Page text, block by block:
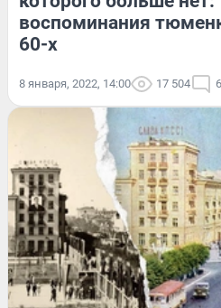
воспоминания
60-х
8 января, 2022, 14:00 17 504